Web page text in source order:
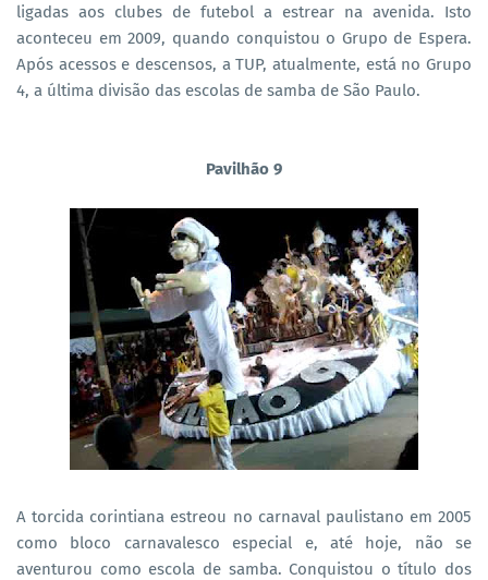
ligadas aos clubes de futebol a estrear na avenida. Isto
aconteceu em 2009, quando conquistou o Grupo de Espera.
Após acessos e descensos, a TUP, atualmente, está no Grupo
4, a última divisão das escolas de samba de São Paulo.
Pavilhão 9
A torcida corintiana estreou no carnaval paulistano em 2005
como bloco carnavalesco especial e, até hoje, não se
aventurou como escola de samba. Conquistou o título dos